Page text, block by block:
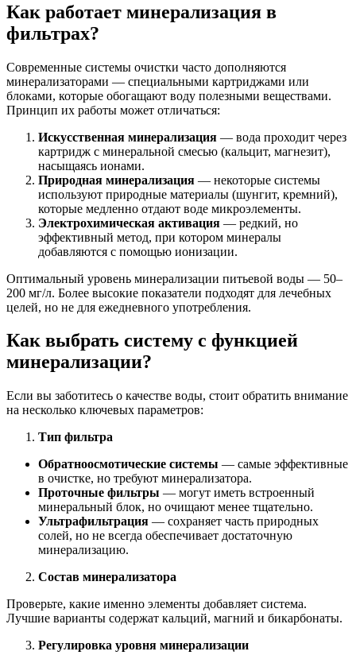
Как работает минерализация в
фильтрах?
Современные системы очистки часто дополняются
минерализаторами — специальными картриджами или
блоками, которые обогащают воду полезными веществами.
Принцип их работы может отличаться:
Искусственная минерализация — вода проходит через
картридж с минеральной смесью (кальцит, магнезит),
насыщаясь ионами.
Природная минерализация — некоторые системы
используют природные материалы (шунгит, кремний),
которые медленно отдают воде микроэлементы.
Электрохимическая активация — редкий, но
эффективный метод, при котором минералы
добавляются с помощью ионизации.
Оптимальный уровень минерализации питьевой воды — 50–
200 мг/л. Более высокие показатели подходят для лечебных
целей, но не для ежедневного употребления.
Как выбрать систему с функцией
минерализации?
Если вы заботитесь о качестве воды, стоит обратить внимание
на несколько ключевых параметров:
Тип фильтра
Обратноосмотические системы — самые эффективные
в очистке, но требуют минерализатора.
Проточные фильтры — могут иметь встроенный
минеральный блок, но очищают менее тщательно.
Ультрафильтрация — сохраняет часть природных
солей, но не всегда обеспечивает достаточную
минерализацию.
Состав минерализатора
Проверьте, какие именно элементы добавляет система.
Лучшие варианты содержат кальций, магний и бикарбонаты.
Регулировка уровня минерализации